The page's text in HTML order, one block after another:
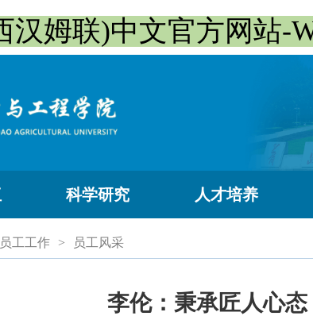
汉姆联)中文官方网站-
科学研究 人才培养
工工作 > 员工风采
李伦：秉承匠人心